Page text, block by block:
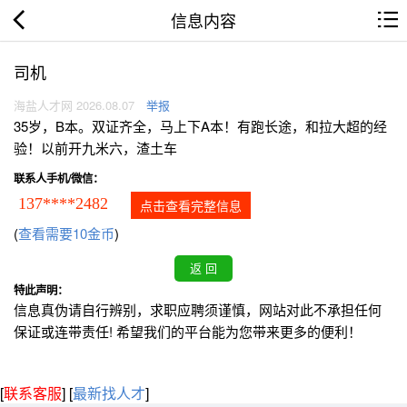
信息内容
司机
海盐人才网 2026.08.07 举报
35岁，B本。双证齐全，马上下A本！有跑长途，和拉大超的经
验！以前开九米六，渣土车
联系人手机/微信：
137****2482 点击查看完整信息
(查看需要10金币)
特此声明：
信息真伪请自行辨别，求职应聘须谨慎，网站对此不承担任何
保证或连带责任! 希望我们的平台能为您带来更多的便利！
[联系客服] [最新找人才]